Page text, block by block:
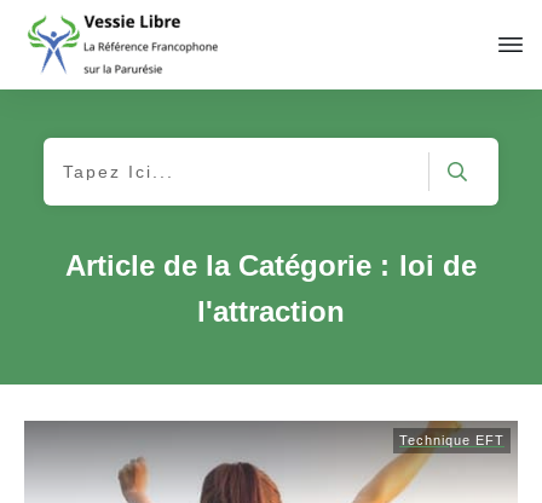
Article de la Catégorie : loi de
l'attraction
Technique EFT